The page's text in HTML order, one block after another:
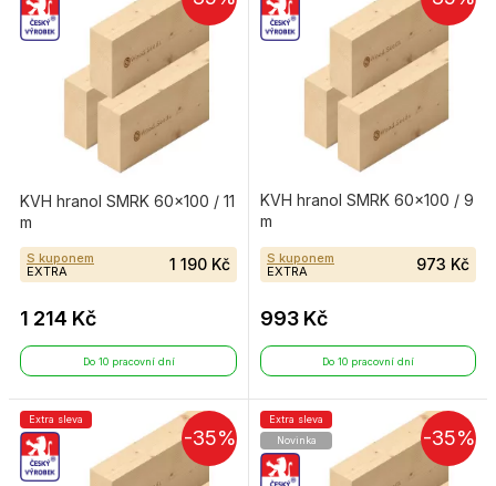
KVH hranol SMRK 60×100 / 11
m
S kuponem
EXTRA
1 190 Kč
1 214 Kč
Do 10 pracovní dní
KVH hranol SMRK 60×100 / 9
m
S kuponem
EXTRA
973 Kč
993 Kč
Do 10 pracovní dní
-35%
Extra sleva
-35%
Extra sleva
Novinka